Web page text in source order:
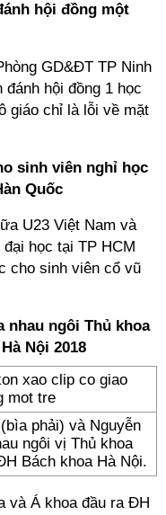
hội đồng một
GD&ĐT TP Ninh
hội đồng 1 học
giáo chỉ là lỗi về mặt
sinh viên nghỉ học
Quốc
U23 Việt Nam và
học tại TP HCM
cho sinh viên cổ vũ
nhau ngôi Thủ khoa
Nội 2018
phải) và Nguyễn
ngôi vị Thủ khoa
Bách khoa Hà Nội.
và Á khoa đầu ra ĐH